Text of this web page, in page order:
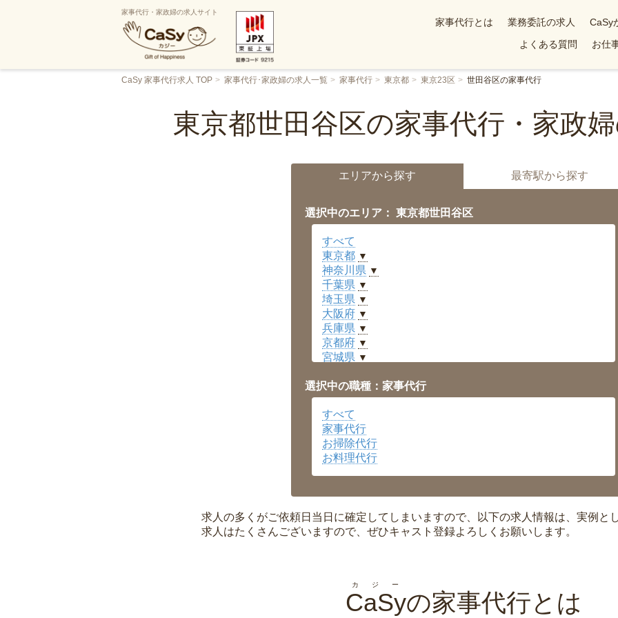
家事代行・家政婦の求人サイト
家事代行とは 業務委託の求人 CaSy
よくある質問
お仕
CaSy 家事代行求人 TOP 家事代行･家政婦の求人一覧 家事代行 東京都 東京23区 世田谷区の家事代行
東京都世田谷区の家事代行・家政
エリアから探す 最寄駅から探す
選択中のエリア： 東京都世田谷区
すべて
東京都 ▼
神奈川県 ▼
千葉県 ▼
埼玉県 ▼
大阪府 ▼
兵庫県 ▼
京都府 ▼
宮城県 ▼
福井県 ▼
岡山県 ▼
広島県
沖縄県 ▼
選択中の職種：家事代行
すべて
家事代行
お掃除代行
お料理代行
求人の多くがご依頼日当日に確定してしまいますので、以下の求人情報は、実例と
求人はたくさんございますので、ぜひキャスト登録よろしくお願いします。
CaSy
カジー
の家事代行とは